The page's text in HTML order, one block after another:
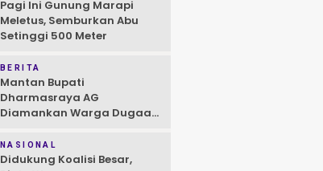
Pagi Ini Gunung Marapi
Meletus, Semburkan Abu
Setinggi 500 Meter
BERITA
Mantan Bupati
Dharmasraya AG
Diamankan Warga Dugaan
NASIONAL
Didukung Koalisi Besar,